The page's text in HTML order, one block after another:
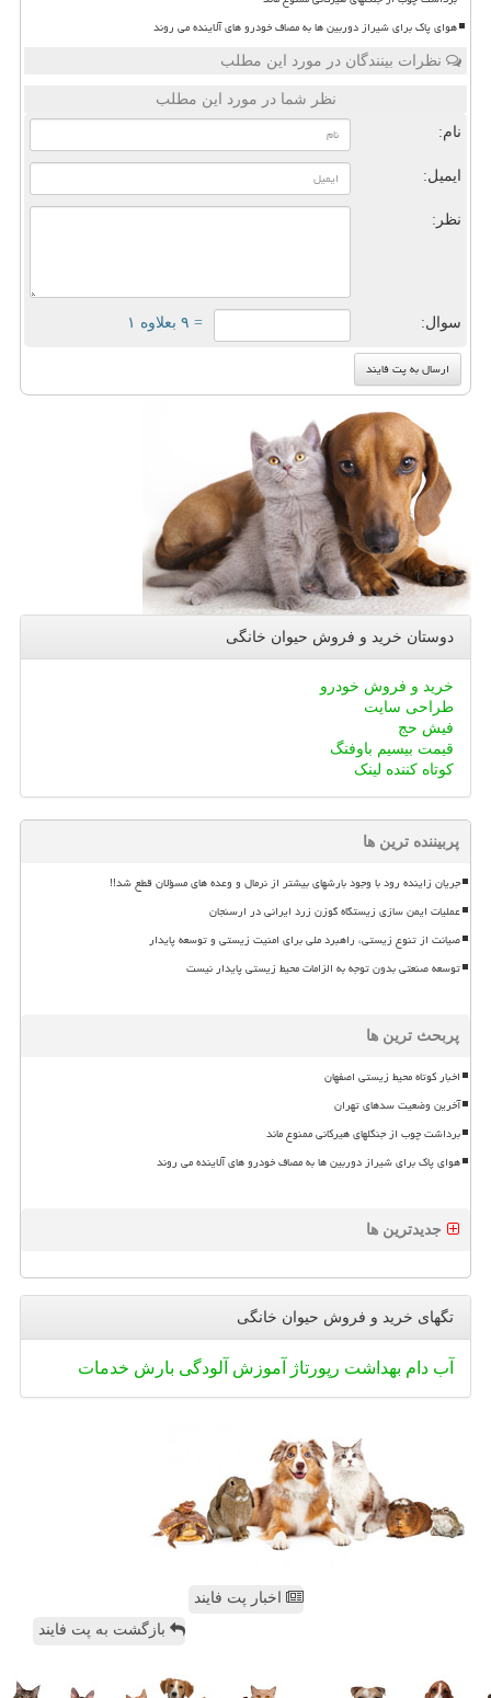
هوای پاک برای شیراز دوربین ها به مصاف خودرو های آلاینده می روند
نظرات بینندگان در مورد این مطلب
نظر شما در مورد این مطلب
نام:
ایمیل:
نظر:
سوال: = ۹ بعلاوه ۱
دوستان خرید و فروش حیوان خانگی
خرید و فروش خودرو
طراحی سایت
فیش حج
قیمت بیسیم باوفنگ
کوتاه کننده لینک
پربیننده ترین ها
جریان زاینده رود با وجود بارشهای بیشتر از نرمال و وعده های مسؤلان قطع شد!!
عملیات ایمن سازی زیستگاه گوزن زرد ایرانی در ارسنجان
صیانت از تنوع زیستی، راهبرد ملی برای امنیت زیستی و توسعه پایدار
توسعه صنعتی بدون توجه به الزامات محیط زیستی پایدار نیست
پربحث ترین ها
اخبار کوتاه محیط زیستی اصفهان
آخرین وضعیت سدهای تهران
برداشت چوب از جنگلهای هیرکانی ممنوع ماند
هوای پاک برای شیراز دوربین ها به مصاف خودرو های آلاینده می روند
جدیدترین ها
تگهای خرید و فروش حیوان خانگی
آب دام بهداشت رپورتاژ آموزش آلودگی بارش خدمات
اخبار پت فایند
بازگشت به پت فایند